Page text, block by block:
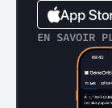
EN SAVOIR